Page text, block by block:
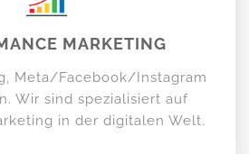
MARKETING
Meta/Facebook/Instagram
Wir sind spezialisiert auf
in der digitalen Welt.